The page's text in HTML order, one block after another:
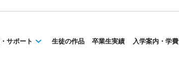
サポート 生徒の作品 卒業生実績 入学案内・学費